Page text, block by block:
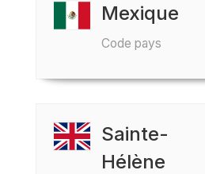
Mexique
Code pays
Sainte-
Hélène